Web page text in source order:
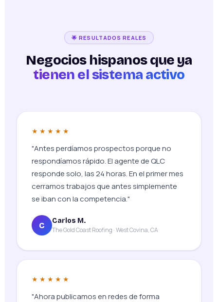
🌟 RESULTADOS REALES
Negocios hispanos que ya
tienen el sistema activo
★★★★★
"Antes perdíamos prospectos porque no
respondíamos rápido. El agente de QLC
responde solo, las 24 horas. En el primer mes
cerramos trabajos que antes simplemente
se iban con la competencia."
C
Carlos M.
The Gold Coast Roofing · West Covina, CA
★★★★★
"Ahora publicamos en redes de forma